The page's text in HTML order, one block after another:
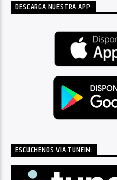
DESCARGA NUESTRA APP:
ESCÚCHENOS VIA TUNEIN: